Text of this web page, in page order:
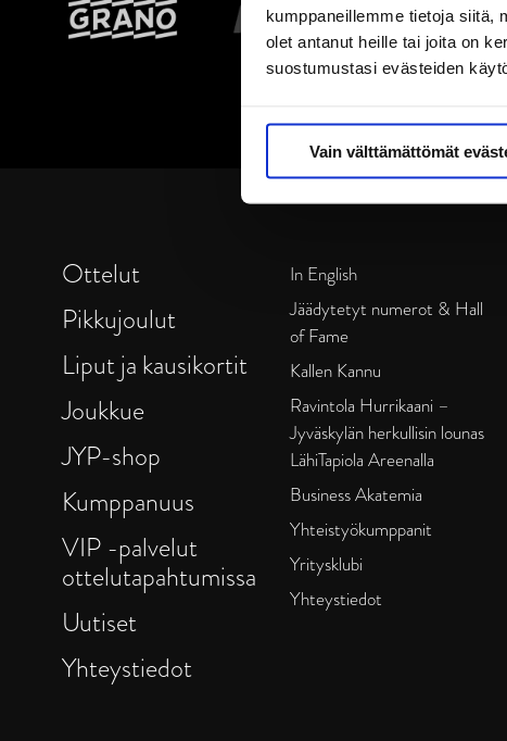
kumppaneillemme tietoja siitä,
olet antanut heille tai joita on
suostumustasi evästeiden
Vain välttämättömät
Ottelut
Pikkujoulut
Liput ja kausikortit
Joukkue
JYP-shop
Kumppanuus
VIP -palvelut
ottelutapahtumissa
Uutiset
Yhteystiedot
In English
Jäädytetyt numerot & Hall
of Fame
Kallen Kannu
Ravintola Hurrikaani –
Jyväskylän herkullisin lounas
LähiTapiola Areenalla
Business Akatemia
Yhteistyökumppanit
Yritysklubi
Yhteystiedot